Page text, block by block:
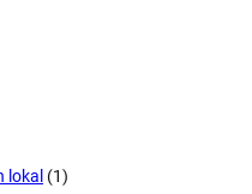
lokal (1)